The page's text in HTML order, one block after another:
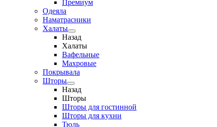
Премиум
Одеяла
Наматрасники
Халаты
Назад
Халаты
Вафельные
Махровые
Покрывала
Шторы
Назад
Шторы
Шторы для гостинной
Шторы для кухни
Тюль